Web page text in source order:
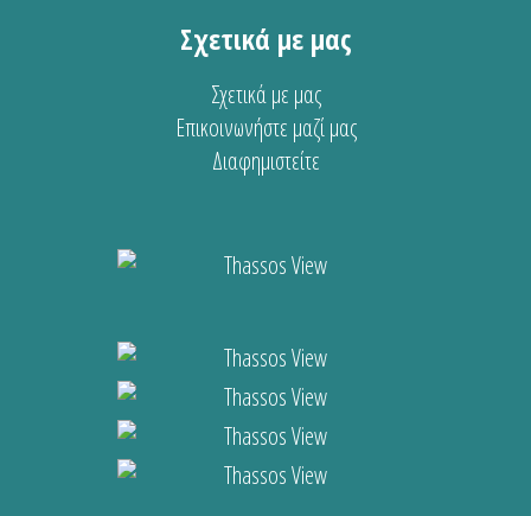
Σχετικά με μας
Σχετικά με μας
Επικοινωνήστε μαζί μας
Διαφημιστείτε